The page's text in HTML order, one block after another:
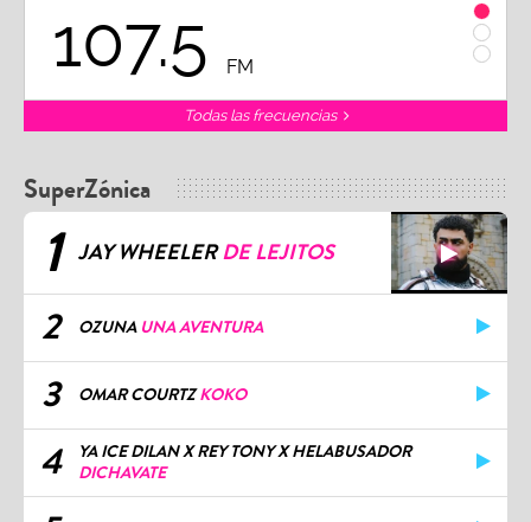
107.5 FM
Todas las frecuencias
SuperZónica
1 JAY WHEELERDE LEJITOS
2 OZUNA UNA AVENTURA
3 OMAR COURTZKOKO
4
YA ICE DILAN X REY TONY X HELABUSADOR
DICHAVATE